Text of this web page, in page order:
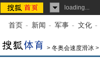
loading...
首页 - 新闻 - 军事 - 文化 -
> 冬奥会速度滑冰 >